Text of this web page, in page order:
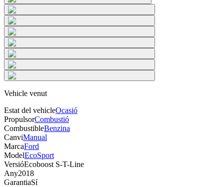
Vehicle venut
Estat del vehicleOcasió
PropulsorCombustió
CombustibleBenzina
CanviManual
MarcaFord
ModelEcoSport
VersióEcoboost S-T-Line
Any2018
GarantiaSí